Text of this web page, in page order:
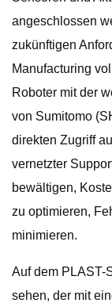
angeschlossen
zukünftigen
Manufacturing
Roboter mit der
von Sumitomo
direkten Zugriff
vernetzter
bewältigen,
zu optimieren,
minimieren.
Auf dem PLAST-
sehen, der mit